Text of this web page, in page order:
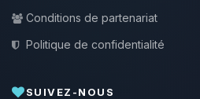
Conditions de partenariat
Politique de confidentialité
SUIVEZ-NOUS